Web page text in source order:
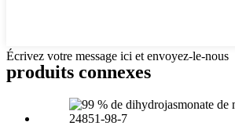
Écrivez votre message ici et envoyez-le-nous
produits connexes